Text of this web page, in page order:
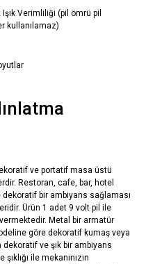
Verimliliği (pil ömrü pil
kullanılamaz)
ve portatif masa üstü
Restoran, cafe, bar, hotel
bir ambiyans sağlaması
Ürün 1 adet 9 volt pil ile
Metal bir armatür
göre dekoratif kumaş veya
dekoratif ve şık bir ambiyans
ile mekanınızın